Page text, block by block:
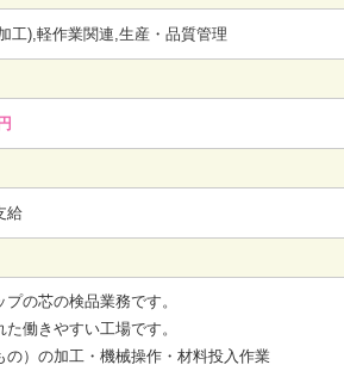
工),軽作業関連,生産・品質管理
給
の芯の検品業務です。
働きやすい工場です。
の）の加工・機械操作・材料投入作業